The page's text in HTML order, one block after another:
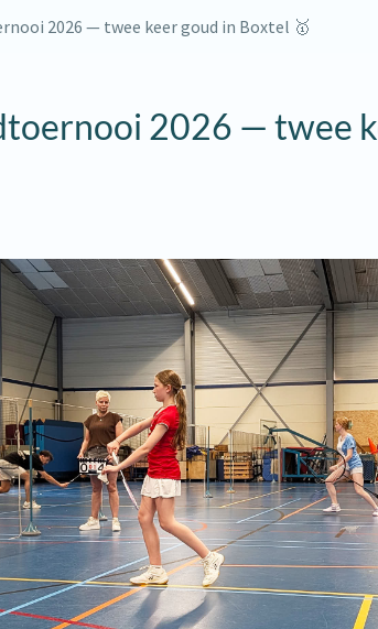
2026 — twee keer goud in Boxtel 🥇
2026 — twee